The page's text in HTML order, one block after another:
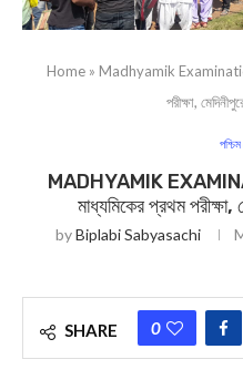
Home» Madhyamik Examination
পরীক্ষা,
MADHYAMIK
মাধ্যমিকের প্রথম
byBiplabi Sabyasachi
SHARE 0